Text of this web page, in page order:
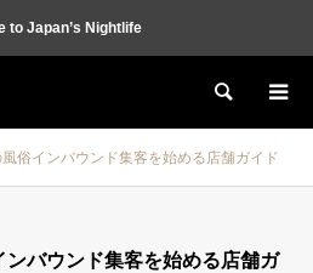
to Japan’s Nightlife
Search
俗インバウンド集客を始める店舗ガイド
バウンド集客を始める店舗ガ